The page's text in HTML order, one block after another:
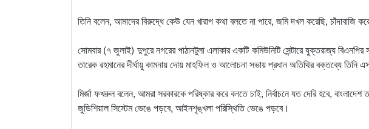
তিনি বলেন, আমাদের বিরুদ্ধে কেউ যেন খারাপ কথা বলতে না পারে, জমি দখল করেছি, চাঁদাবাজি
সোমবার (৭ জুলাই) দুপুরে নগরের পাঠানটুলা এলাকার একটি কমিউনিটি সেন্টারে যুক্তরাজ্য
তারেক রহমানের দীর্ঘায়ু কামনায় দোয় মাহফিল ও আলোচনা সভায় প্রধান অতিথির বক্তব্যে তিনি
মির্জা ফখরুল বলেন, আমরা সরকারকে পরিষ্কার করে বলতে চাই, নির্বাচনে যত দেরি হবে,
জুডিশিয়াল সিস্টেম ভেঙে পড়বে, আইনশৃঙ্খলা পরিস্থিতি ভেঙে পড়বে।